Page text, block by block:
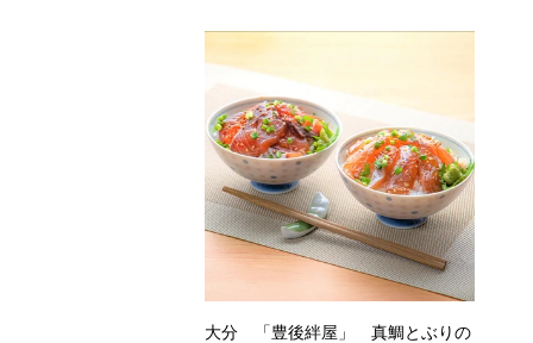
大分 「豊後絆屋」 真鯛とぶりの